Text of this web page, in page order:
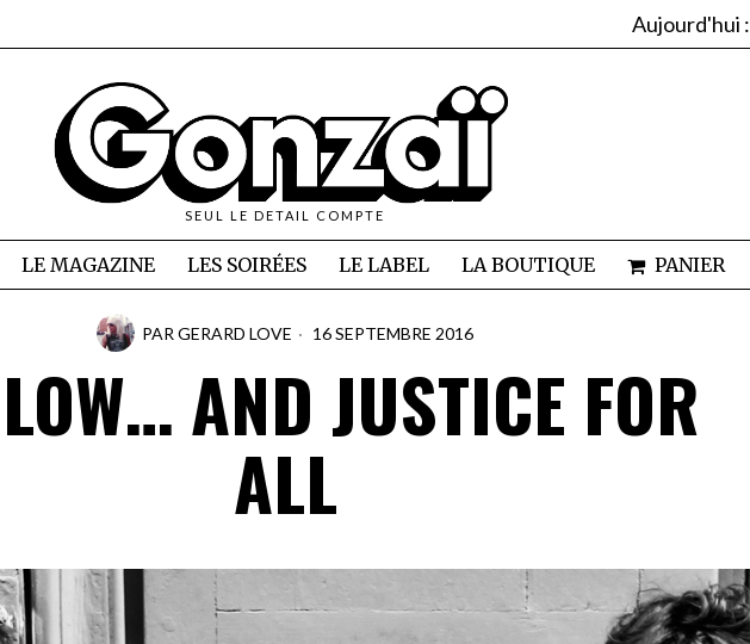
Aujourd'hui :
SEUL LE DETAIL COMPTE
LE MAGAZINE LES SOIRÉES LE LABEL LA BOUTIQUE PANIER
PAR GERARD LOVE 16 SEPTEMBRE 2016
AND JUSTICE FOR
ALL